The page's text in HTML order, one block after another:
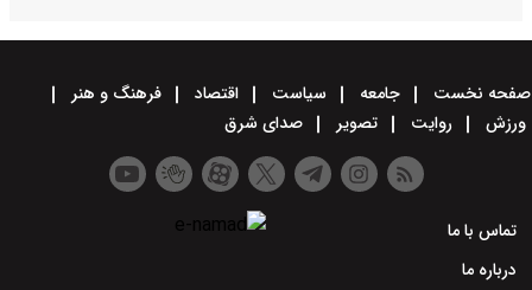
صفحه نخست جامعه سیاست اقتصاد
فرهنگ و هنر
ورزش
روایت تصویر صدای شرق
تماس با ما
درباره ما